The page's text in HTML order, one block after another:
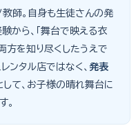
師。自身も生徒さんの発
から、「舞台で映える衣
方を知り尽くしたうえで
ンタル店ではなく、 発表
して、お子様の晴れ舞台に
。